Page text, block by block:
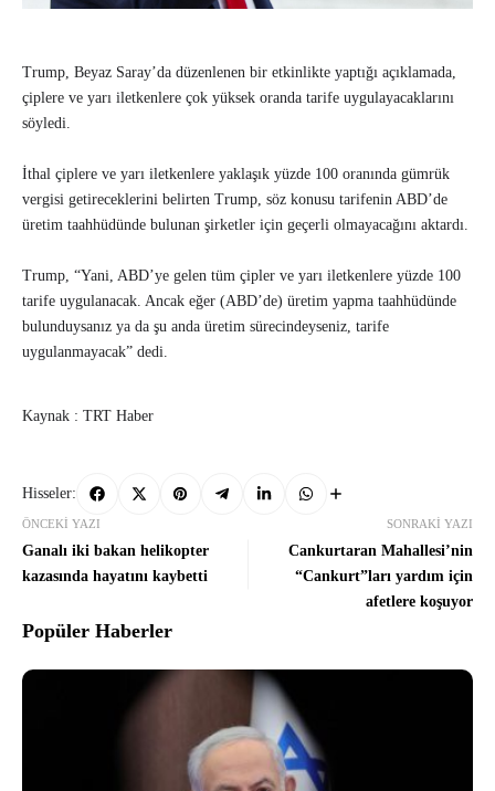
Trump, Beyaz Saray’da düzenlenen bir etkinlikte yaptığı açıklamada,
çiplere ve yarı iletkenlere çok yüksek oranda tarife uygulayacaklarını
söyledi.
İthal çiplere ve yarı iletkenlere yaklaşık yüzde 100 oranında gümrük
vergisi getireceklerini belirten Trump, söz konusu tarifenin ABD’de
üretim taahhüdünde bulunan şirketler için geçerli olmayacağını aktardı.
Trump, “Yani, ABD’ye gelen tüm çipler ve yarı iletkenlere yüzde 100
tarife uygulanacak. Ancak eğer (ABD’de) üretim yapma taahhüdünde
bulunduysanız ya da şu anda üretim sürecindeyseniz, tarife
uygulanmayacak” dedi.
Kaynak : TRT Haber
Hisseler:
ÖNCEKI YAZI
Ganalı iki bakan helikopter
kazasında hayatını kaybetti
SONRAKI YAZI
Cankurtaran Mahallesi’nin
“Cankurt”ları yardım için
afetlere koşuyor
Popüler Haberler